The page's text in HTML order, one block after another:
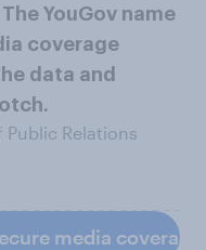
YouGov name
coverage
data and
Public Relations
media coverage